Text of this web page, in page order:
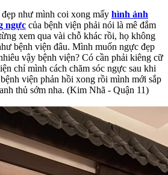
như mình coi xong mấy hình ảnh
ngực của bệnh viện phải nói là mê đắm
xem qua vài chỗ khác rồi, họ không
bệnh viện đâu. Mình muốn ngực đẹp
vậy bệnh viện? Có cần phải kiêng cữ
chỉ mình cách chăm sóc ngực sau khi
viện phản hồi xong rồi mình mới sắp
thủ sớm nha. (Kim Nhã - Quận 11)